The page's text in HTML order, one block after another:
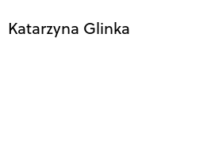
Katarzyna Glinka